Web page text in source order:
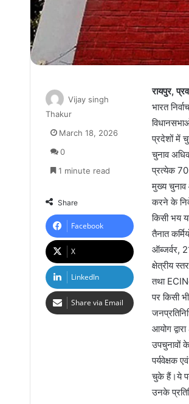
रायपुर,
भारत
प्रदेशों में
चुनाव
प्रत्येक 70
मुख्य चुनाव
करने के
किसी भय
तैनात
ऑब्जर्वर,
क्षेत्रीय
तथा
पर किसी
आयोग
उपचुनावों
पर्यवेक्षक
चुके हैं।ये
उनके
Vijay singh
Thakur
March 18, 2026
0
1 minute read
Share
Facebook
X
LinkedIn
Share via Email